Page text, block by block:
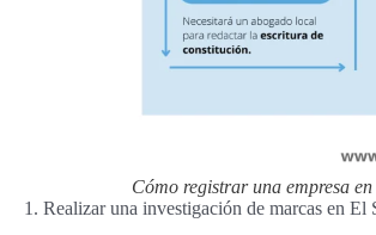
Cómo registrar una empresa
1. Realizar una investigación de marcas en El